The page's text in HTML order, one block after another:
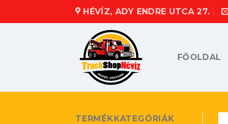
HÉVÍZ, ADY ENDRE UTCA 27.
FŐOLDAL
TERMÉKKATEGÓRIÁK